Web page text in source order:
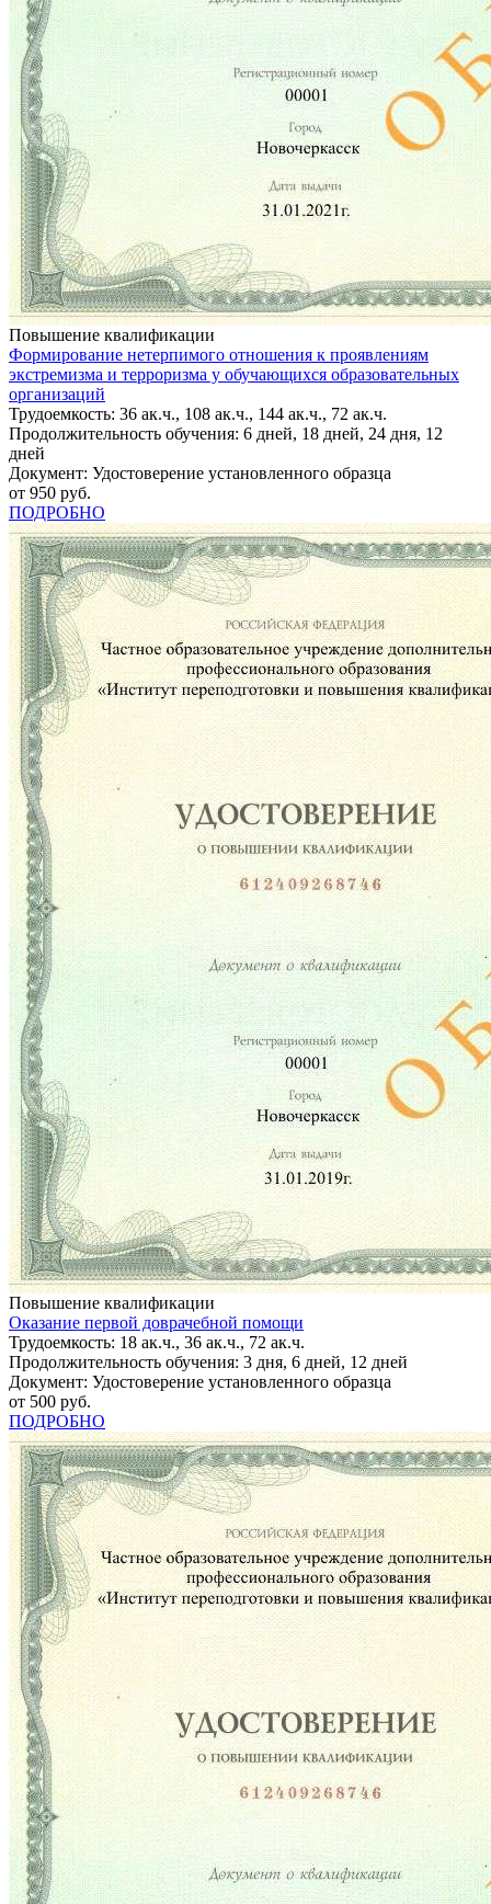
Повышение квалификации
Формирование нетерпимого отношения к проявлениям
экстремизма и терроризма у обучающихся образовательных
организаций
Трудоемкость: 36 ак.ч., 108 ак.ч., 144 ак.ч., 72 ак.ч.
Продолжительность обучения: 6 дней, 18 дней, 24 дня, 12
дней
Документ: Удостоверение установленного образца
от 950 руб.
ПОДРОБНО
Повышение квалификации
Оказание первой доврачебной помощи
Трудоемкость: 18 ак.ч., 36 ак.ч., 72 ак.ч.
Продолжительность обучения: 3 дня, 6 дней, 12 дней
Документ: Удостоверение установленного образца
от 500 руб.
ПОДРОБНО